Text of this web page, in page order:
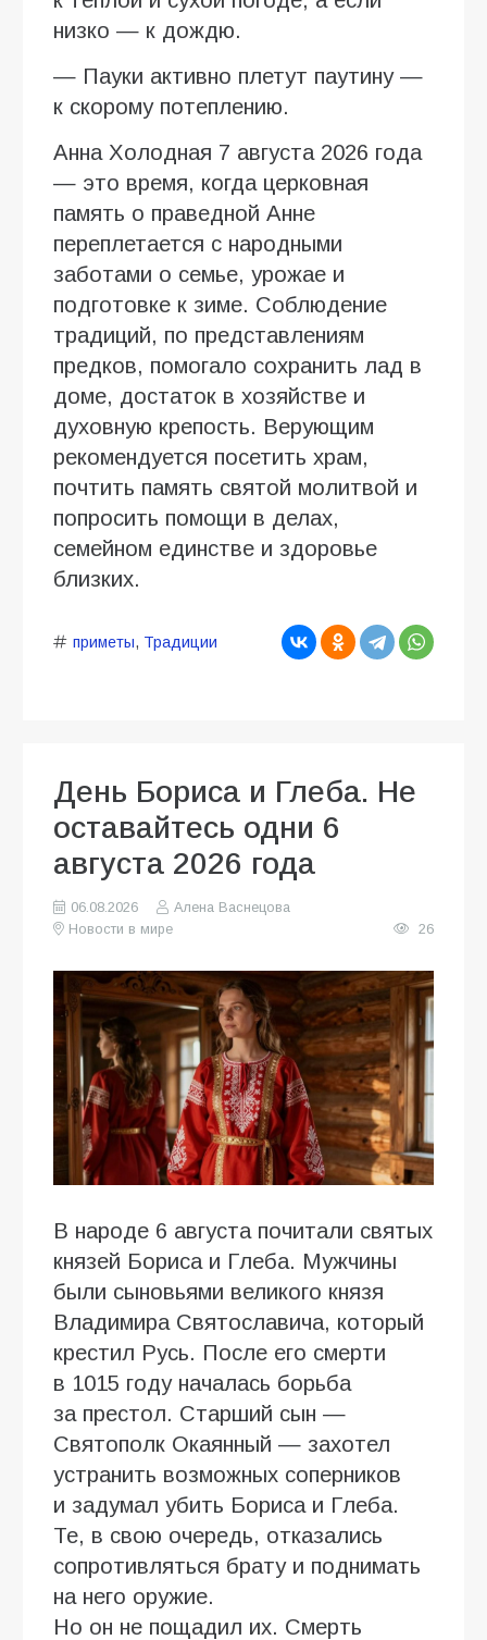
низко — к дождю.
— Пауки активно плетут паутину —
к скорому потеплению.
Анна Холодная 7 августа 2026 года
— это время, когда церковная
память о праведной Анне
переплетается с народными
заботами о семье, урожае и
подготовке к зиме. Соблюдение
традиций, по представлениям
предков, помогало сохранить лад в
доме, достаток в хозяйстве и
духовную крепость. Верующим
рекомендуется посетить храм,
почтить память святой молитвой и
попросить помощи в делах,
семейном единстве и здоровье
близких.
приметы, Традиции
День Бориса и Глеба. Не
оставайтесь одни 6
августа 2026 года
06.08.2026
Алена Васнецова
Новости в мире
26
В народе 6 августа почитали святых
князей Бориса и Глеба. Мужчины
были сыновьями великого князя
Владимира Святославича, который
крестил Русь. После его смерти
в 1015 году началась борьба
за престол. Старший сын —
Святополк Окаянный — захотел
устранить возможных соперников
и задумал убить Бориса и Глеба.
Те, в свою очередь, отказались
сопротивляться брату и поднимать
на него оружие.
Но он не пощадил их. Смерть